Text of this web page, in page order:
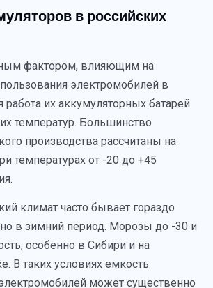
в российских
фактором, влияющим на
электромобилей в
работа их аккумуляторных батарей
температур. Большинство
производства рассчитаны на
температурах от -20 до +45
климат часто бывает гораздо
в зимний период. Морозы до -30 и
особенно в Сибири и на
В таких условиях емкость
может существенно